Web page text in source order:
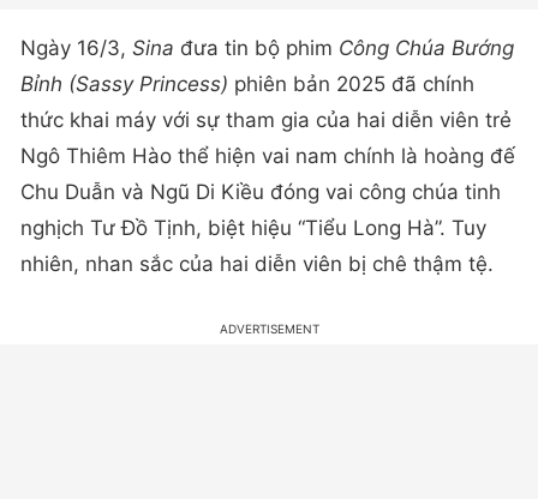
Ngày 16/3, Sina đưa tin bộ phim Công Chúa Bướng
Bỉnh (Sassy Princess) phiên bản 2025 đã chính
thức khai máy với sự tham gia của hai diễn viên trẻ
Ngô Thiêm Hào thể hiện vai nam chính là hoàng đế
Chu Duẫn và Ngũ Di Kiều đóng vai công chúa tinh
nghịch Tư Đồ Tịnh, biệt hiệu “Tiểu Long Hà”. Tuy
nhiên, nhan sắc của hai diễn viên bị chê thậm tệ.